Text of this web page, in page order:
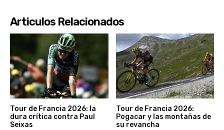
Articulos Relacionados
Tour de Francia 2026: la
dura crítica contra Paul
Seixas
Tour de Francia 2026:
Pogacar y las montañas de
su revancha